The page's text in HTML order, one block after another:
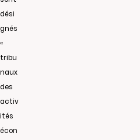
dési
gnés
«
tribu
naux
des
activ
ités
écon